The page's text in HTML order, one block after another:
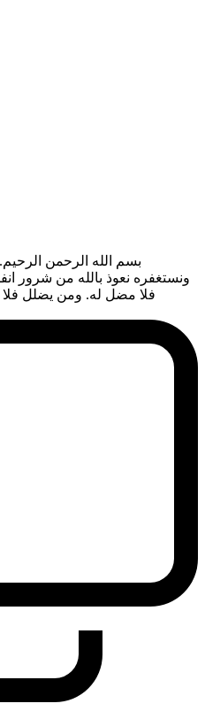
بسم الله الرحمن
ونستغفره نعوذ بالله من شرور
فلا مضل له. ومن يضلل فلا